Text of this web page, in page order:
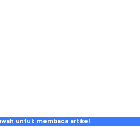
untuk membaca artikel